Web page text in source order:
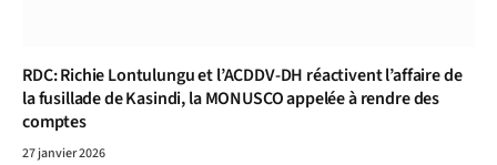
RDC: Richie Lontulungu et l’ACDDV-DH réactivent l’affaire de
la fusillade de Kasindi, la MONUSCO appelée à rendre des
comptes
27 janvier 2026